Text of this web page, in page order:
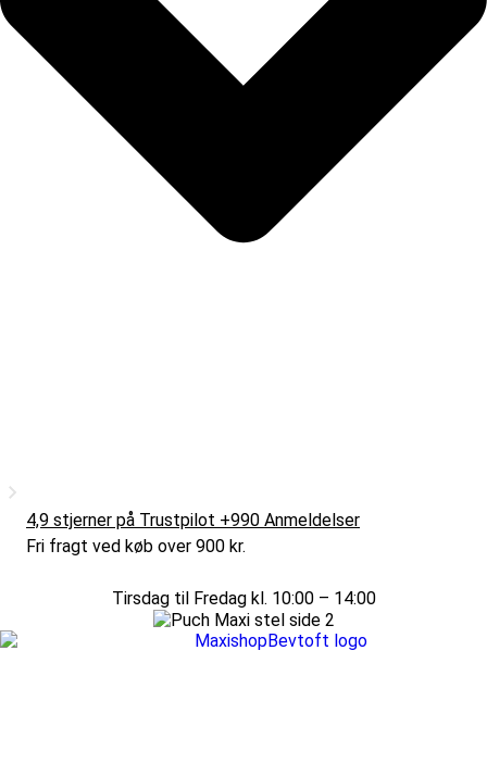
4,9 stjerner på Trustpilot +990 Anmeldelser
Fri fragt ved køb over 900 kr.
Tirsdag til Fredag kl. 10:00 – 14:00